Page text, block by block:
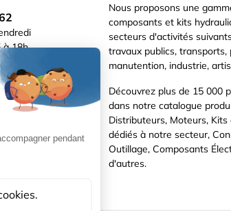
à 18h
Nous proposons une
composants et kits
secteurs d'activités
travaux publics, transports,
manutention, industrie,
Découvrez plus de 15 000
dans notre catalogue
Distributeurs, Moteurs,
dédiés à notre secteur,
Outillage, Composants
d'autres.